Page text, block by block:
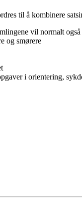
til å kombinere
vil normalt
og smørere
i orientering,